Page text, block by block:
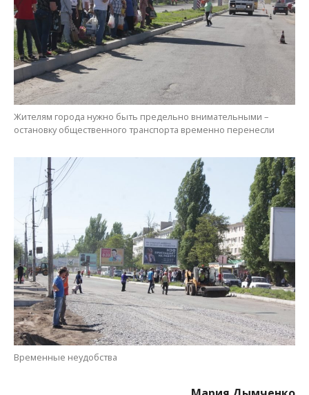
Временные неудобства
Мария Дымченко
МІТКИ: ДОРОГИ,ЖИЗНЬ,НОВОСТИ НИКОПОЛЯ